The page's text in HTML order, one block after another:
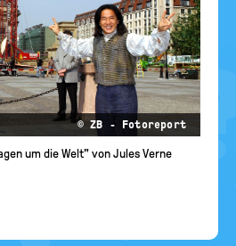
© ZB - Fotoreport
um die Welt" von Jules Verne